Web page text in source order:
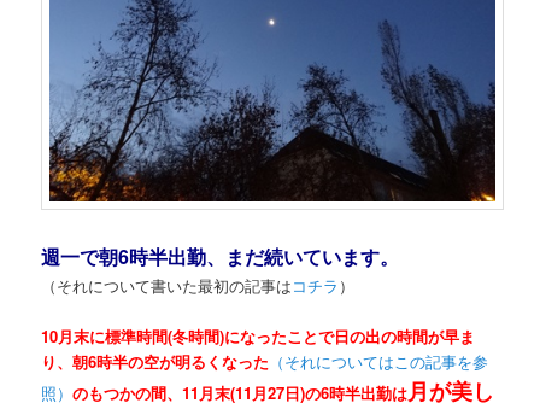
週一で朝6時半出勤、まだ続いています。
（それについて書いた最初の記事はコチラ ）
10月末に標準時間(冬時間)になったことで日の出の時間が早ま
り、朝6時半の空が明るくなった （それについてはこの記事を参
照）のもつかの間、11月末(11月27日)の6時半出勤は月が美し